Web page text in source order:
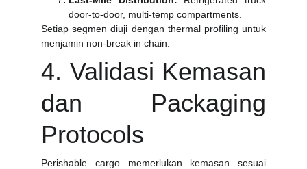
door-to-door, multi-temp compartments.
Setiap segmen diuji dengan thermal profiling untuk
menjamin non-break in chain.
4. Validasi Kemasan
dan Packaging
Protocols
Perishable cargo memerlukan kemasan sesuai